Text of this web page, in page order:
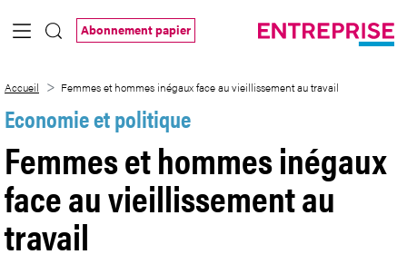
Saut au contenu principal
Abonnement papier
Accueil Femmes et hommes inégaux face au vieillissement au travail
Economie et politique
Femmes et hommes inégaux
face au vieillissement au
travail